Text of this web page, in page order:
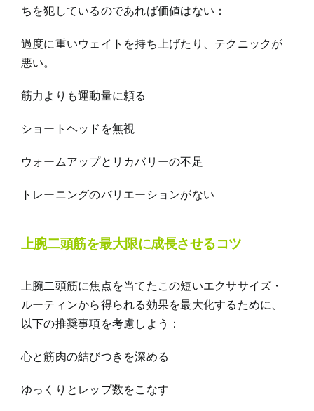
ちを犯しているのであれば価値はない：
過度に重いウェイトを持ち上げたり、テクニックが
悪い。
筋力よりも運動量に頼る
ショートヘッドを無視
ウォームアップとリカバリーの不足
トレーニングのバリエーションがない
上腕二頭筋を最大限に成長させるコツ
上腕二頭筋に焦点を当てたこの短いエクササイズ・
ルーティンから得られる効果を最大化するために、
以下の推奨事項を考慮しよう：
心と筋肉の結びつきを深める
ゆっくりとレップ数をこなす